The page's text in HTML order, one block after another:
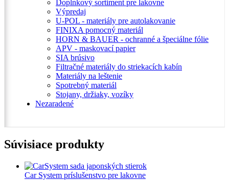
Doplnkový sortiment pre lakovne
Výpredaj
U-POL - materiály pre autolakovanie
FINIXA pomocný materiál
HORN & BAUER - ochranné a špeciálne fólie
APV - maskovací papier
SIA brúsivo
Filtračné materiály do striekacích kabín
Materiály na leštenie
Spotrebný materiál
Stojany, držiaky, vozíky
Nezaradené
Súvisiace produkty
Car System príslušenstvo pre lakovne